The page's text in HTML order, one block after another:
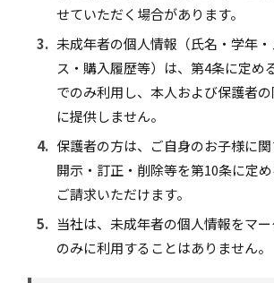
せていただく場合があります。
3. 未成年者の個人情報（氏名・学年
ス・購入履歴等）は、第4条に定め
でのみ利用し、本人および保護者
に提供しません。
4. 保護者の方は、ご自身のお子様に
開示・訂正・削除等を第10条に定
ご請求いただけます。
5. 当社は、未成年者の個人情報をマ
のみに利用することはありません。